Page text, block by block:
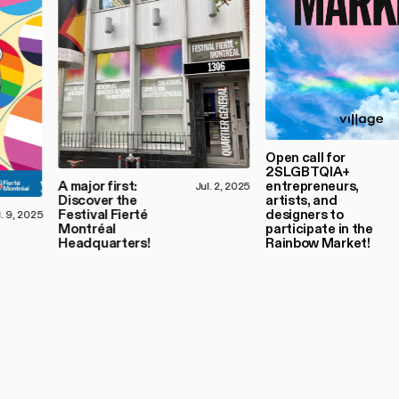
9, 2025
A major first:
Discover the
Festival Fierté
Montréal
Headquarters!
Jul. 2, 2025
Open call for
2SLGBTQIA+
entrepreneurs,
artists, and
designers to
participate in the
Rainbow Market!